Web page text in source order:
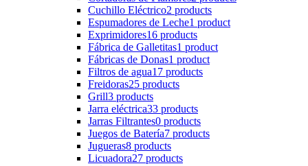
Cuchillo Eléctrico2 products
Espumadores de Leche1 product
Exprimidores16 products
Fábrica de Galletitas1 product
Fábricas de Donas1 product
Filtros de agua17 products
Freidoras25 products
Grill3 products
Jarra eléctrica33 products
Jarras Filtrantes0 products
Juegos de Batería7 products
Jugueras8 products
Licuadora27 products